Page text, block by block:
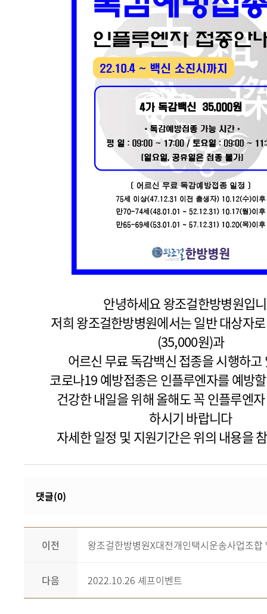
안녕하세요 왕조걸한방병원입
저희 왕조걸한방병원에서는 일반 대상자
(35,000원)과
어르신 무료 독감백신 접종을 시행하고
코로나19 예방접종은 인플루엔자를 예방
건강한 내일을 위해 올해도 꼭 인플루엔
하시기 바랍니다
자세한 일정 및 지원기간은 위의 내용을
댓글(0)
이전 왕조걸한방병원X대전개인택시운송사업조합
다음 2022.10.26 셰프이벤트